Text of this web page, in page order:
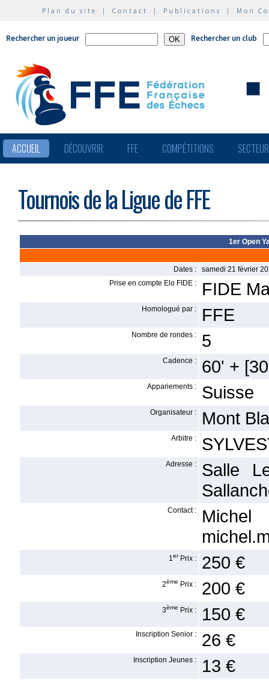
Plan du site | Contact | Publications | Mon
Rechercher un joueur Rechercher un club
ACCUEIL DÉCOUVRIR FFE COMPÉTITIONS
Tournois de la Ligue de FFE
1er Open
Dates :
samedi 21 février
Prise en compte Elo FIDE :
FIDE
Homologué par : FFE
Nombre de rondes : 5
Cadence : 60' +
Appariements : Suisse
Organisateur : Mont
Arbitre :
Adresse :
Salle
Contact :
1er Prix : 250 €
2ème Prix : 200 €
3ème Prix : 150 €
Inscription Senior : 26 €
Inscription Jeunes : 13 €